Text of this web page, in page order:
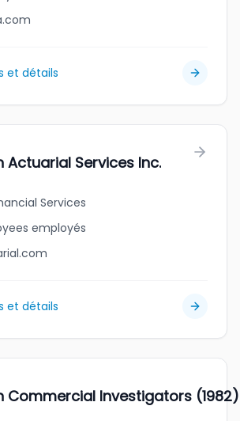
et détails
Actuarial Services Inc.
Services
employés
et détails
Commercial Investigators